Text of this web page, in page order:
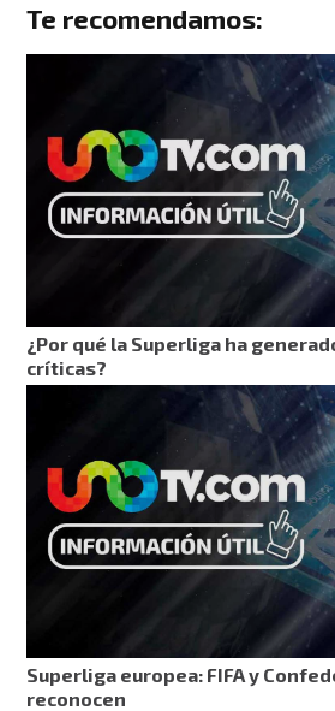
Te recomendamos:
¿Por qué la Superliga ha
críticas?
Superliga europea: FIFA y
reconocen